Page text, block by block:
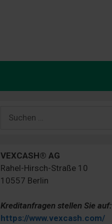
nach:
VEXCASH® AG
Rahel-Hirsch-Straße 10
10557 Berlin
Kreditanfragen stellen Sie auf:
https://www.vexcash.com/